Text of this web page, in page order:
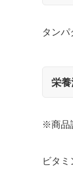
タンパ
栄
※商品
ビタ